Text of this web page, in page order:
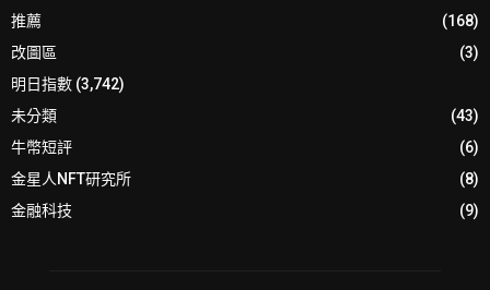
推薦
(168)
改圖區
(3)
明日指數 (3,742)
未分類
(43)
牛幣短評
(6)
金星人NFT研究所
(8)
金融科技
(9)